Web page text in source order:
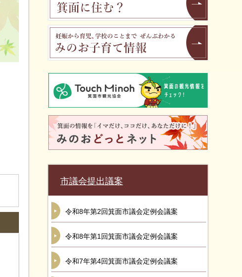
市議会提出議案
令和8年第2回箕面市議会定例会議案
令和8年第1回箕面市議会定例会議案
令和7年第4回箕面市議会定例会議案